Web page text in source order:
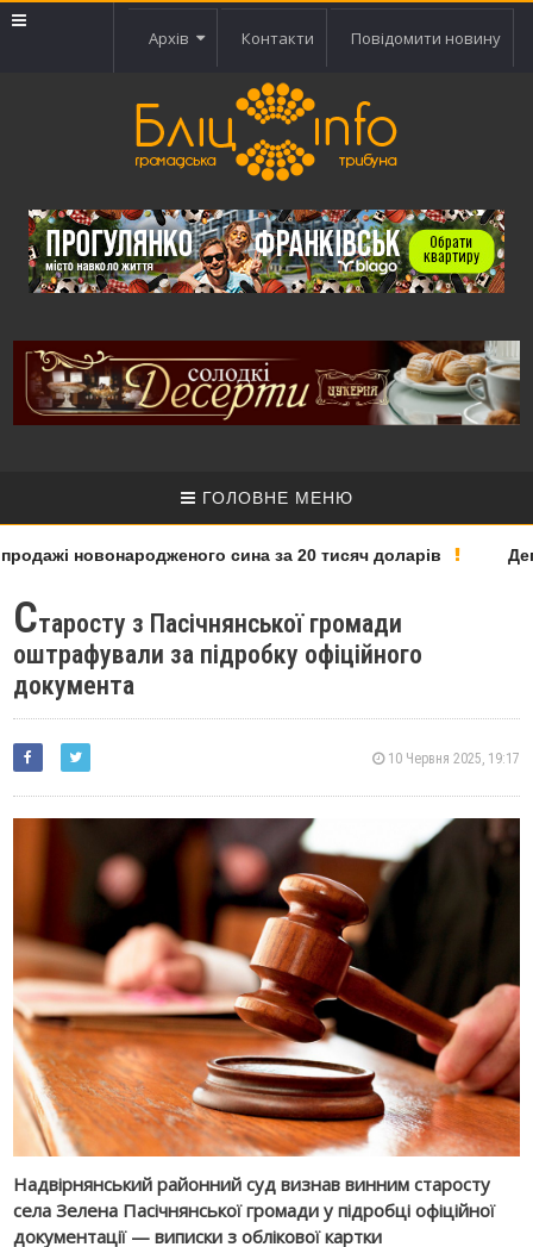
Архів Контакти Повідомити новину
ГОЛОВНЕ МЕНЮ
новонародженого сина за 20 тисяч доларів
Старосту з Пасічнянської громади
оштрафували за підробку офіційного
документа
10 Червня 2025, 19:17
Надвірнянський районний суд визнав винним старосту
села Зелена Пасічнянської громади у підробці офіційної
документації — виписки з облікової картки